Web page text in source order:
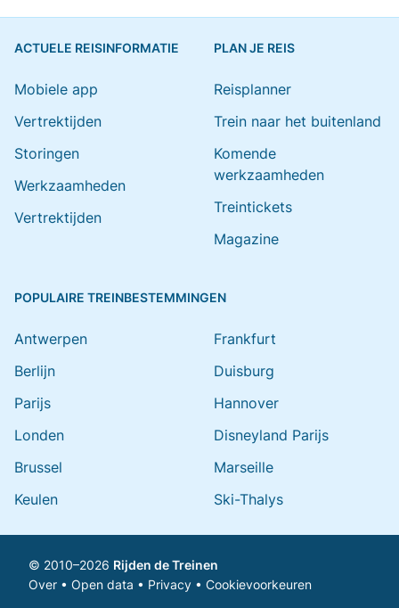
ACTUELE REISINFORMATIE
Mobiele app
Vertrektijden
Storingen
Werkzaamheden
Vertrektijden
PLAN JE REIS
Reisplanner
Trein naar het buitenland
Komende
werkzaamheden
Treintickets
Magazine
POPULAIRE TREINBESTEMMINGEN
Antwerpen
Berlijn
Parijs
Londen
Brussel
Keulen
Frankfurt
Duisburg
Hannover
Disneyland Parijs
Marseille
Ski-Thalys
© 2010–2026 Rijden de Treinen
Over • Open data • Privacy • Cookievoorkeuren